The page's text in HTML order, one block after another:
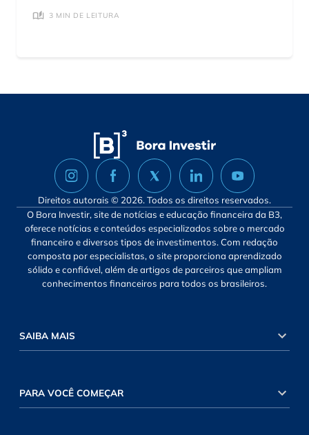
3 MIN DE LEITURA
Direitos autorais © 2026. Todos os direitos reservados.
O Bora Investir, site de notícias e educação financeira da B3,
oferece notícias e conteúdos especializados sobre o mercado
financeiro e diversos tipos de investimentos. Com redação
composta por especialistas, o site proporciona aprendizado
sólido e confiável, além de artigos de parceiros que ampliam
conhecimentos financeiros para todos os brasileiros.
SAIBA MAIS
PARA VOCÊ COMEÇAR